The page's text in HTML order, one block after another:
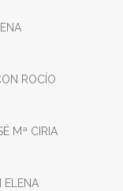
ROCÍO
Mª CIRIA
ELENA